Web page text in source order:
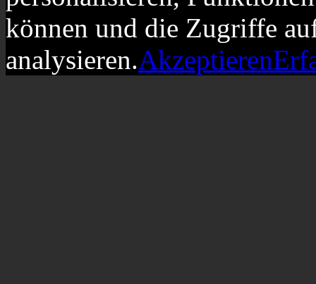
können und die Zugriffe
analysieren.Akzeptieren